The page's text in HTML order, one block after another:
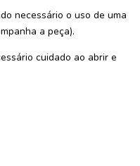
necessário o uso de uma
a peça).
cuidado ao abrir e